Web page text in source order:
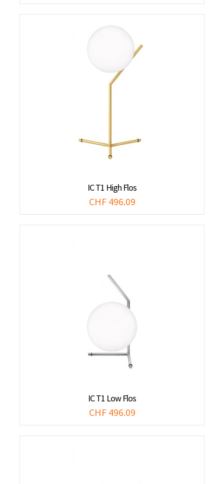
IC T1 High Flos
CHF 496.09
IC T1 Low Flos
CHF 496.09